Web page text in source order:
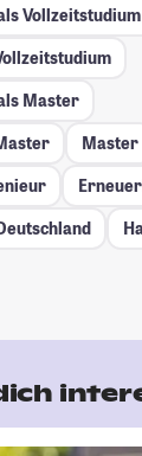
Vollzeitstudium
Master
Master